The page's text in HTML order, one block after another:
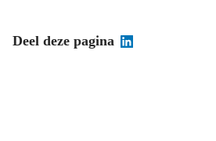
Deel deze pagina